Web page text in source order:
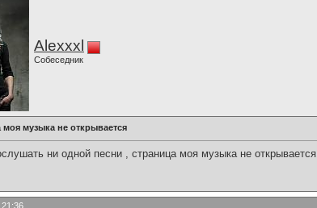
Alexxxl
Собеседник
моя музыка не открывается
ни одной песни , cтраница моя музыка не открывается